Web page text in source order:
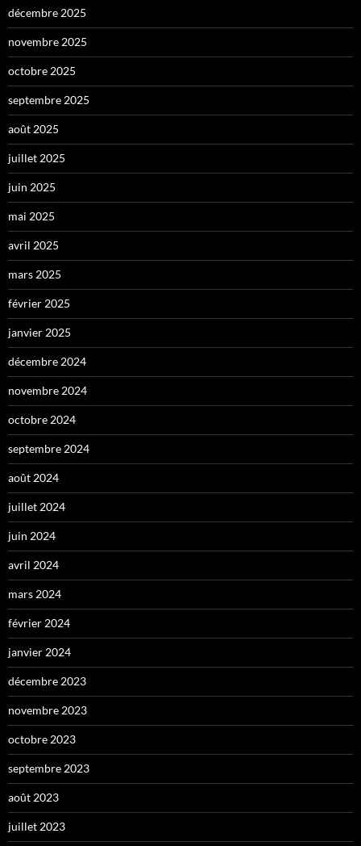
décembre 2025
novembre 2025
octobre 2025
septembre 2025
août 2025
juillet 2025
juin 2025
mai 2025
avril 2025
mars 2025
février 2025
janvier 2025
décembre 2024
novembre 2024
octobre 2024
septembre 2024
août 2024
juillet 2024
juin 2024
avril 2024
mars 2024
février 2024
janvier 2024
décembre 2023
novembre 2023
octobre 2023
septembre 2023
août 2023
juillet 2023